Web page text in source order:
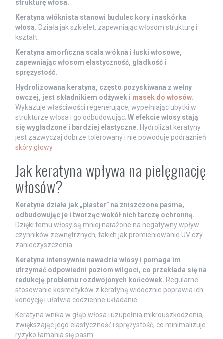
strukturę włosa.
Keratyna włóknista stanowi budulec kory i naskórka
włosa. Działa jak szkielet, zapewniając włosom strukturę i
kształt.
Keratyna amorficzna scala włókna i łuski włosowe,
zapewniając włosom elastyczność, gładkość i
sprężystość.
Hydrolizowana keratyna, często pozyskiwana z wełny
owczej, jest składnikiem odżywek i masek do włosów.
Wykazuje właściwości regenerujące, wypełniając ubytki w
strukturze włosa i go odbudowując. W efekcie włosy stają
się wygładzone i bardziej elastyczne. Hydrolizat keratyny
jest zazwyczaj dobrze tolerowany i nie powoduje podrażnień
skóry głowy.
Jak keratyna wpływa na pielęgnację
włosów?
Keratyna działa jak „plaster” na zniszczone pasma,
odbudowując je i tworząc wokół nich tarczę ochronną.
Dzięki temu włosy są mniej narażone na negatywny wpływ
czynników zewnętrznych, takich jak promieniowanie UV czy
zanieczyszczenia.
Keratyna intensywnie nawadnia włosy i pomaga im
utrzymać odpowiedni poziom wilgoci, co przekłada się na
redukcję problemu rozdwojonych końcówek. Regularne
stosowanie kosmetyków z keratyną widocznie poprawia ich
kondycję i ułatwia codzienne układanie.
Keratyna wnika w głąb włosa i uzupełnia mikrouszkodzenia,
zwiększając jego elastyczność i sprężystość, co minimalizuje
ryzyko łamania się pasm.